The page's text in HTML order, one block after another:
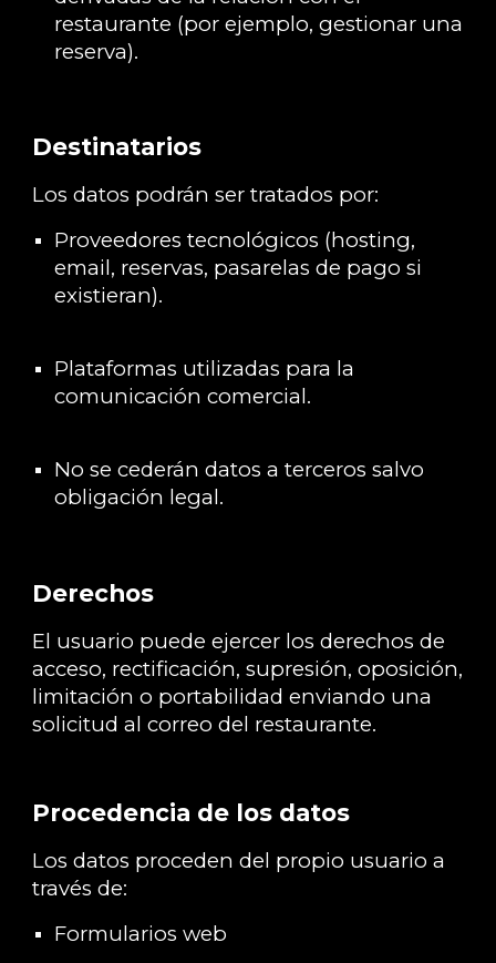
restaurante (por ejemplo, gestionar una
reserva).
Destinatarios
Los datos podrán ser tratados por:
Proveedores tecnológicos (hosting,
email, reservas, pasarelas de pago si
existieran).
Plataformas utilizadas para la
comunicación comercial.
No se cederán datos a terceros salvo
obligación legal.
Derechos
El usuario puede ejercer los derechos de
acceso, rectificación, supresión, oposición,
limitación o portabilidad enviando una
solicitud al correo del restaurante.
Procedencia de los datos
Los datos proceden del propio usuario a
través de:
Formularios web